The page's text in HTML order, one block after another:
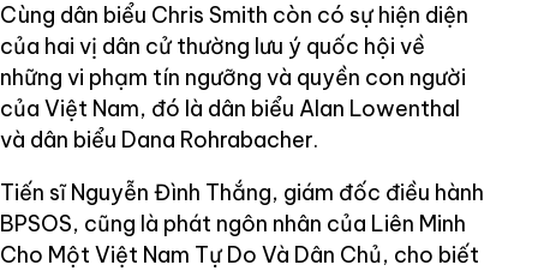
Cùng dân biểu Chris Smith còn có sự hiện diện
của hai vị dân cử thường lưu ý quốc hội về
những vi phạm tín ngưỡng và quyền con người
của Việt Nam, đó là dân biểu Alan Lowenthal
và dân biểu Dana Rohrabacher.
Tiến sĩ Nguyễn Đình Thắng, giám đốc điều hành
BPSOS, cũng là phát ngôn nhân của Liên Minh
Cho Một Việt Nam Tự Do Và Dân Chủ, cho biết